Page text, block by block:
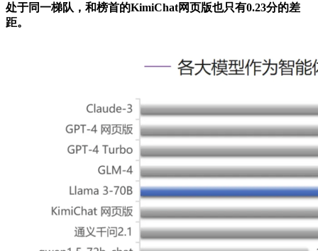
处于同一梯队，和榜首的KimiChat网页版也只有0.23分的差
距。